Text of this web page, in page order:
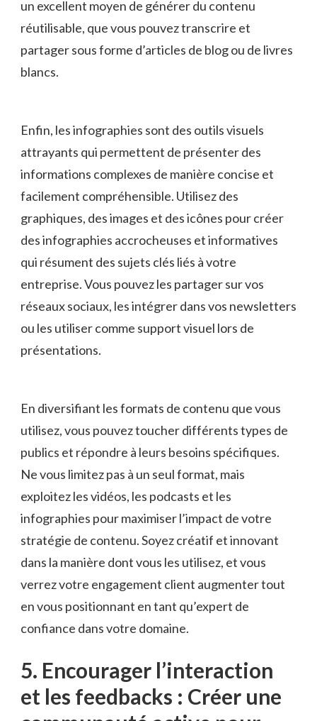
un excellent moyen de générer du contenu
⁤réutilisable, que vous pouvez transcrire et
partager ‍sous forme d’articles de ‍blog ou de livres
blancs.
Enfin, ‍les infographies sont des outils visuels⁣
attrayants qui permettent de présenter ‍des
informations complexes de manière concise et
⁤facilement compréhensible. ​Utilisez des
graphiques, ⁤des images et des ​icônes pour créer
des‍ infographies accrocheuses et informatives
qui résument des sujets clés⁣ liés ​à votre
⁢entreprise. Vous pouvez les partager sur vos
réseaux sociaux, ‍les intégrer dans vos newsletters
ou les utiliser comme ⁣support visuel lors de
présentations.
En ‍diversifiant les formats de contenu que vous
utilisez, ⁤vous pouvez ⁣toucher différents types de
publics et répondre à ‍leurs besoins spécifiques.
Ne vous limitez pas ​à un‌ seul format, mais
exploitez les vidéos, les podcasts et ⁢les
infographies pour maximiser l’impact de votre
stratégie de contenu. Soyez créatif et⁢ innovant
dans la⁣ manière dont vous les utilisez, et vous
verrez votre ⁢engagement ⁤client ​augmenter tout⁣
en vous positionnant en tant ​qu’expert de
confiance dans votre⁣ domaine.
5.⁤ Encourager⁤ l’interaction
et les feedbacks : Créer une